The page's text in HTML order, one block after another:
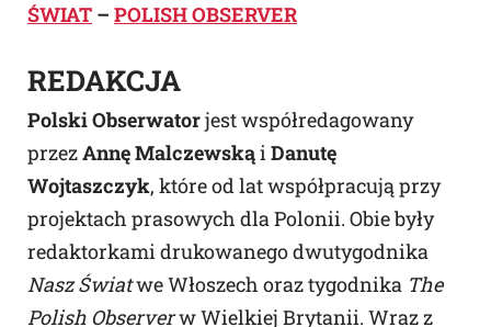
ŚWIAT – POLISH OBSERVER
REDAKCJA
Polski Obserwatorjest współredagowany
przezAnnę MalczewskąiDanutę
Wojtaszczyk, które od lat współpracują przy
projektach prasowych dla Polonii. Obie były
redaktorkami drukowanego dwutygodnika
Nasz Światwe Włoszech oraz tygodnika The
Polish Observerw Wielkiej Brytanii. Wraz z